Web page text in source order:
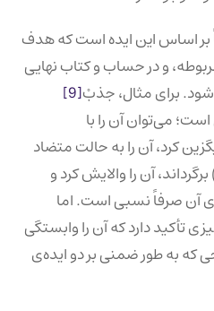
اساس این ایده است که هدف
و در حساب و کتاب نهایی
برای مثال، جذبْ[9]
می‌توان آن را با
کرد، آن را به حالت متضاد
آن را والایش کرد و
آن صرفاً نسبی است. اما
تأکید دارد که آن را وابستگی
که به طور ضمنی بر دو ایده‌ی